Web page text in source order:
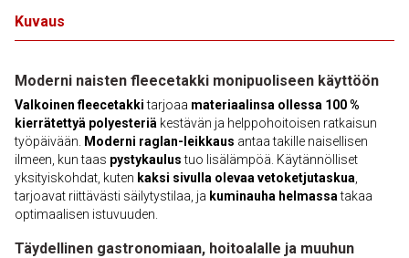
Kuvaus
Moderni naisten fleecetakki monipuoliseen käyttöön
Valkoinen fleecetakkitarjoaa materiaalinsa ollessa 100 %
kierrätettyä polyesteriä kestävän ja helppohoitoisen ratkaisun
työpäivään.
Moderni raglan-leikkaus antaa takille naisellisen
ilmeen, kun taas pystykaulustuo lisälämpöä. Käytännölliset
yksityiskohdat, kuten kaksi sivulla olevaa vetoketjutaskua
tarjoavat riittävästi säilytystilaa, ja kuminauha helmassatakaa
optimaalisen istuvuuden.
Täydellinen gastronomiaan, hoitoalalle ja muuhun